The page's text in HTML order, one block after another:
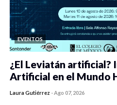
EVENTOS
¿El Leviatán artificial?
Artificial en el Mundo
Laura Gutiérrez -Ago 07, 2026